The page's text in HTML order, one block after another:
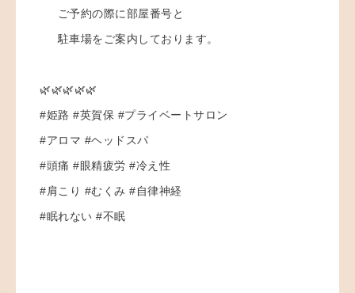
ご予約の際に部屋番号と
駐車場をご案内しております。
🌿🌿🌿🌿🌿
#姫路 #英賀保 #プライベートサロン
#アロマ #ヘッドスパ
#頭痛 #眼精疲労 #冷え性
#肩こり #むくみ #自律神経
#眠れない #不眠